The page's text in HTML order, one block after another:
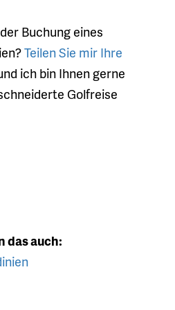
Buchung eines
Teilen Sie mir Ihre
ich bin Ihnen gerne
Golfreise
das auch: